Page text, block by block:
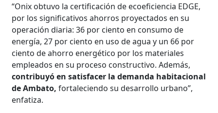
“Onix obtuvo la certificación de ecoeficiencia EDGE,
por los significa­tivos ahorros proyectados en su
opera­ción diaria: 36 por ciento en consumo de
energía, 27 por ciento en uso de agua y un 66 por
ciento de ahorro energético por los materiales
empleados en su pro­ceso constructivo. Además,
contribuyó en satisfacer la demanda habitacional
de Ambato, fortaleciendo su desarrollo urbano”,
enfatiza.